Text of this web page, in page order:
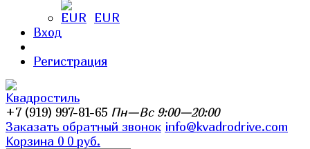
EUR
Вход
Регистрация
+7 (919) 997-81-65 Пн—Вс 9:00—20:00
Заказать обратный звонок info@kvadrodrive.com
Корзина 0 0 руб.